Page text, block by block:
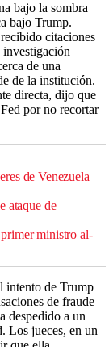
bajo la sombra
bajo Trump.
citaciones
investigación
de una
de la institución.
directa, dijo que
por no recortar
de Venezuela
ataque de
ministro al-
intento de Trump
de fraude
despedido a un
Los jueces, en un